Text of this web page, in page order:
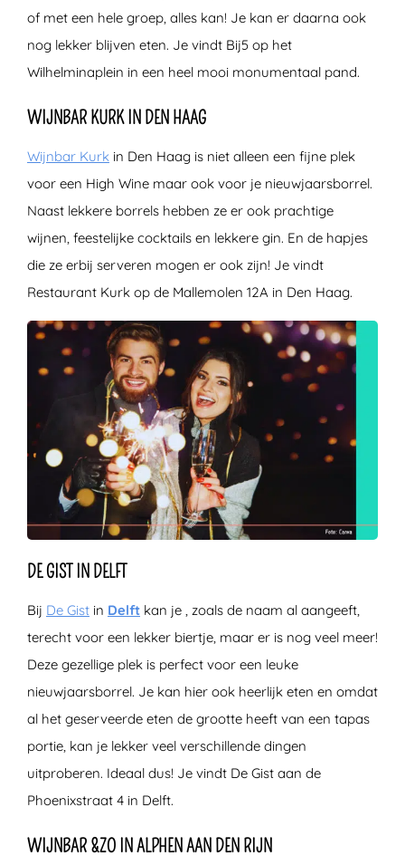
of met een hele groep, alles kan! Je kan er daarna ook
nog lekker blijven eten. Je vindt Bij5 op het
Wilhelminaplein in een heel mooi monumentaal pand.
WIJNBAR KURK IN DEN HAAG
Wijnbar Kurk in Den Haag is niet alleen een fijne plek
voor een High Wine maar ook voor je nieuwjaarsborrel.
Naast lekkere borrels hebben ze er ook prachtige
wijnen, feestelijke cocktails en lekkere gin. En de hapjes
die ze erbij serveren mogen er ook zijn! Je vindt
Restaurant Kurk op de Mallemolen 12A in Den Haag.
DE GIST IN DELFT
Bij De Gist in Delft kan je , zoals de naam al aangeeft,
terecht voor een lekker biertje, maar er is nog veel meer!
Deze gezellige plek is perfect voor een leuke
nieuwjaarsborrel. Je kan hier ook heerlijk eten en omdat
al het geserveerde eten de grootte heeft van een tapas
portie, kan je lekker veel verschillende dingen
uitproberen. Ideaal dus! Je vindt De Gist aan de
Phoenixstraat 4 in Delft.
WIJNBAR &ZO IN ALPHEN AAN DEN RIJN